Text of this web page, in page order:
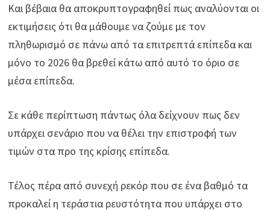
Και βέβαια θα αποκρυπτογραφηθεί πως αναλύονται οι
εκτιμήσεις ότι θα μάθουμε να ζούμε με τον
πληθωρισμό σε πάνω από τα επιτρεπτά επίπεδα και
μόνο το 2026 θα βρεθεί κάτω από αυτό το όριο σε
μέσα επίπεδα.
Σε κάθε περίπτωση πάντως όλα δείχνουν πως δεν
υπάρχει σενάριο που να θέλει την επιστροφή των
τιμών στα προ της κρίσης επίπεδα.
Τέλος πέρα από συνεχή ρεκόρ που σε ένα βαθμό τα
προκαλεί η τεράστια ρευστότητα που υπάρχει στο